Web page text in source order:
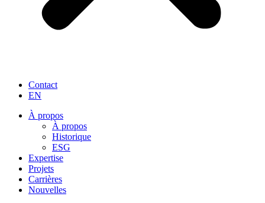
Contact
EN
À propos
À propos
Historique
ESG
Expertise
Projets
Carrières
Nouvelles